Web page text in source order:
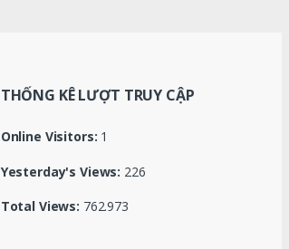
THỐNG KÊ LƯỢT TRUY CẬP
Online Visitors: 1
Yesterday's Views: 226
Total Views: 762.973